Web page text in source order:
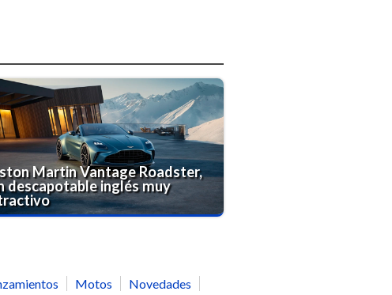
Martin Vantage Roadster,
descapotable inglés muy
Motos Novedades